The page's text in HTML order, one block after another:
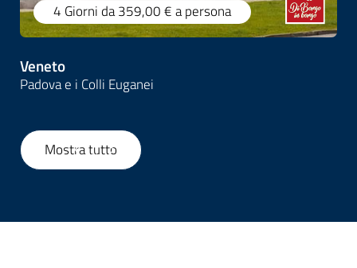
4 Giorni da 359,00 €a persona
Veneto
Padova e i Colli Euganei
1 159
Mostra tutto